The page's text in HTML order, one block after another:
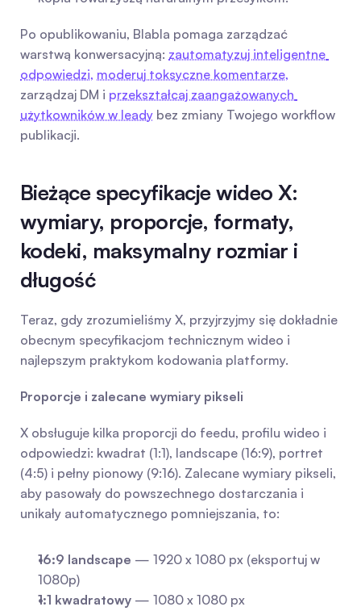
Po opublikowaniu, Blabla pomaga zarządzać
warstwą konwersacyjną: zautomatyzuj inteligentne
odpowiedzi, moderuj toksyczne komentarze,
zarządzaj DM i przekształcaj zaangażowanych
użytkowników w leady bez zmiany Twojego workflow
publikacji.
Bieżące specyfikacje wideo X:
wymiary, proporcje, formaty,
kodeki, maksymalny rozmiar i
długość
Teraz, gdy zrozumieliśmy X, przyjrzyjmy się dokładnie
obecnym specyfikacjom technicznym wideo i
najlepszym praktykom kodowania platformy.
Proporcje i zalecane wymiary pikseli
X obsługuje kilka proporcji do feedu, profilu wideo i
odpowiedzi: kwadrat (1:1), landscape (16:9), portret
(4:5) i pełny pionowy (9:16). Zalecane wymiary pikseli,
aby pasowały do powszechnego dostarczania i
unikały automatycznego pomniejszania, to:
16:9 landscape — 1920 x 1080 px (eksportuj w
1080p)
1:1 kwadratowy — 1080 x 1080 px